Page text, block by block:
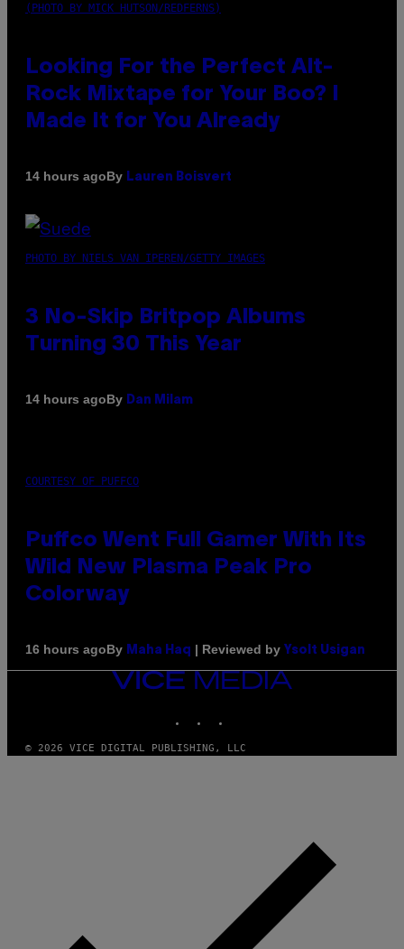
(PHOTO BY MICK HUTSON/REDFERNS)
Looking For the Perfect Alt-
Rock Mixtape for Your Boo? I
Made It for You Already
14 hours agoBy Lauren Boisvert
PHOTO BY NIELS VAN IPEREN/GETTY IMAGES
3 No-Skip Britpop Albums
Turning 30 This Year
14 hours agoBy Dan Milam
COURTESY OF PUFFCO
Puffco Went Full Gamer With Its
Wild New Plasma Peak Pro
Colorway
16 hours agoBy Maha Haq | Reviewed by Ysolt Usigan
VICE
MEDIA
© 2026 VICE DIGITAL PUBLISHING, LLC